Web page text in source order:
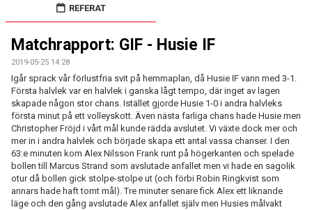
EKEVALLEN IP
DOKUMENT
BILDER
STATISTIK
ÅRSKORT A-LAG 2026
REFERAT
Matchrapport: GIF - Husie IF
2019-05-25 14:28
Igår sprack vår förlustfria svit på hemmaplan, då Husie IF vann med 3-1.
Första halvlek var en halvlek i ganska lågt tempo, där inget av lagen
skapade någon stor chans. Istället gjorde Husie 1-0 i andra halvleks
första minut på ett volleyskott. Även nästa farliga chans hade Husie men
Christopher Fröjd i vårt mål kunde rädda avslutet. Vi växte dock mer och
mer in i andra halvlek och började skapa ett antal vassa chanser. I den
63:e minuten kom Alex Nilsson Frank runt på högerkanten och spelade
bollen till Marcus Strand som avslutade anfallet men vi hade en sagolik
otur då bollen gick stolpe-stolpe ut (och förbi Robin Ringkvist som
annars hade haft tomt mål). Tre minuter senare fick Alex ett liknande
läge och den gång avslutade Alex anfallet själv men Husies målvakt